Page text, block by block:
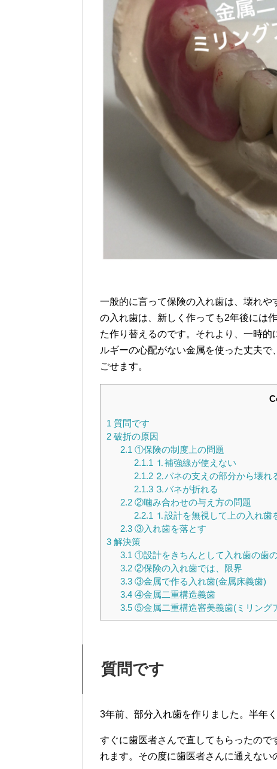
一般的に言って保険の入れ歯は、壊れ
の入れ歯は、新しく作っても2年後には
た作り替えるのです。それより、一時
ルギーの心配がない金属を使った丈夫
ごせます。
1 質問です
2 破折の原因
2.1 ①保険の制度上の問題
2.1.1 ⒈補強線が使えない
2.1.2⒉バネの支えの部分から壊れ
2.1.3⒊バネが折れる
2.2②噛み合わせの与え方の問題
2.2.1 ⒈設計を無視して上の入れ歯
2.3③入れ歯を落とす
3 解決策
3.1 ①設計をきちんとして入れ歯の歯
3.2②保険の入れ歯では、限界
3.3③金属で作る入れ歯(金属床義歯)
3.4④金属二重構造義歯
3.5⑤金属二重構造審美義歯(ミリング
質問です
3年前、部分入れ歯を作りました。半年
すぐに歯医者さんで直してもらったの
れます。その度に歯医者さんに通えない